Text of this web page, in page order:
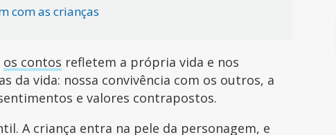
com as crianças
os contos refletem a própria vida e nos
da vida: nossa convivência com os outros, a
e valores contrapostos.
A criança entra na pele da personagem, e